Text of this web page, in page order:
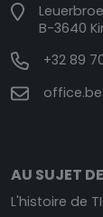
B-3640
+32 89
AU SUJET
L'histoire de